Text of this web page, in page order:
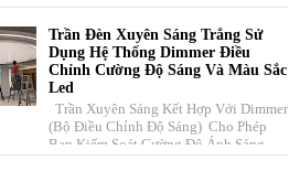
Đẹp, Đẳ...
Trần Đèn Xuyên Sáng Trắng Sử
Dụng Hệ Thống Dimmer Điều
Chỉnh Cường Độ Sáng Và Màu Sắc
Led
Trần Xuyên Sáng Kết Hợp Với Dimmer
(bộ Điều Chỉnh Độ Sáng) Cho Phép
Bạn Kiểm Soát Cường Độ Ánh Sáng
Trong Không Gian . Hệ Thống Này